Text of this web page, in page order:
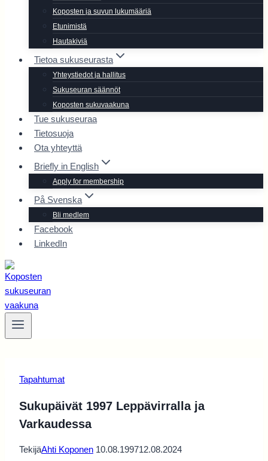
Koposten ja suvun lukumääriä
Etunimistä
Hautakiviä
Tietoa sukuseurasta
Yhteystiedot ja hallitus
Sukuseuran säännöt
Koposten sukuvaakuna
Tue sukuseuraa
Tietosuoja
Ota yhteyttä
Briefly in English
Apply for membership
På Svenska
Bli medlem
Facebook
LinkedIn
Tapahtumat
Sukupäivät 1997 Leppävirralla ja
Varkaudessa
TekijäAhti Koponen 10.08.199712.08.2024